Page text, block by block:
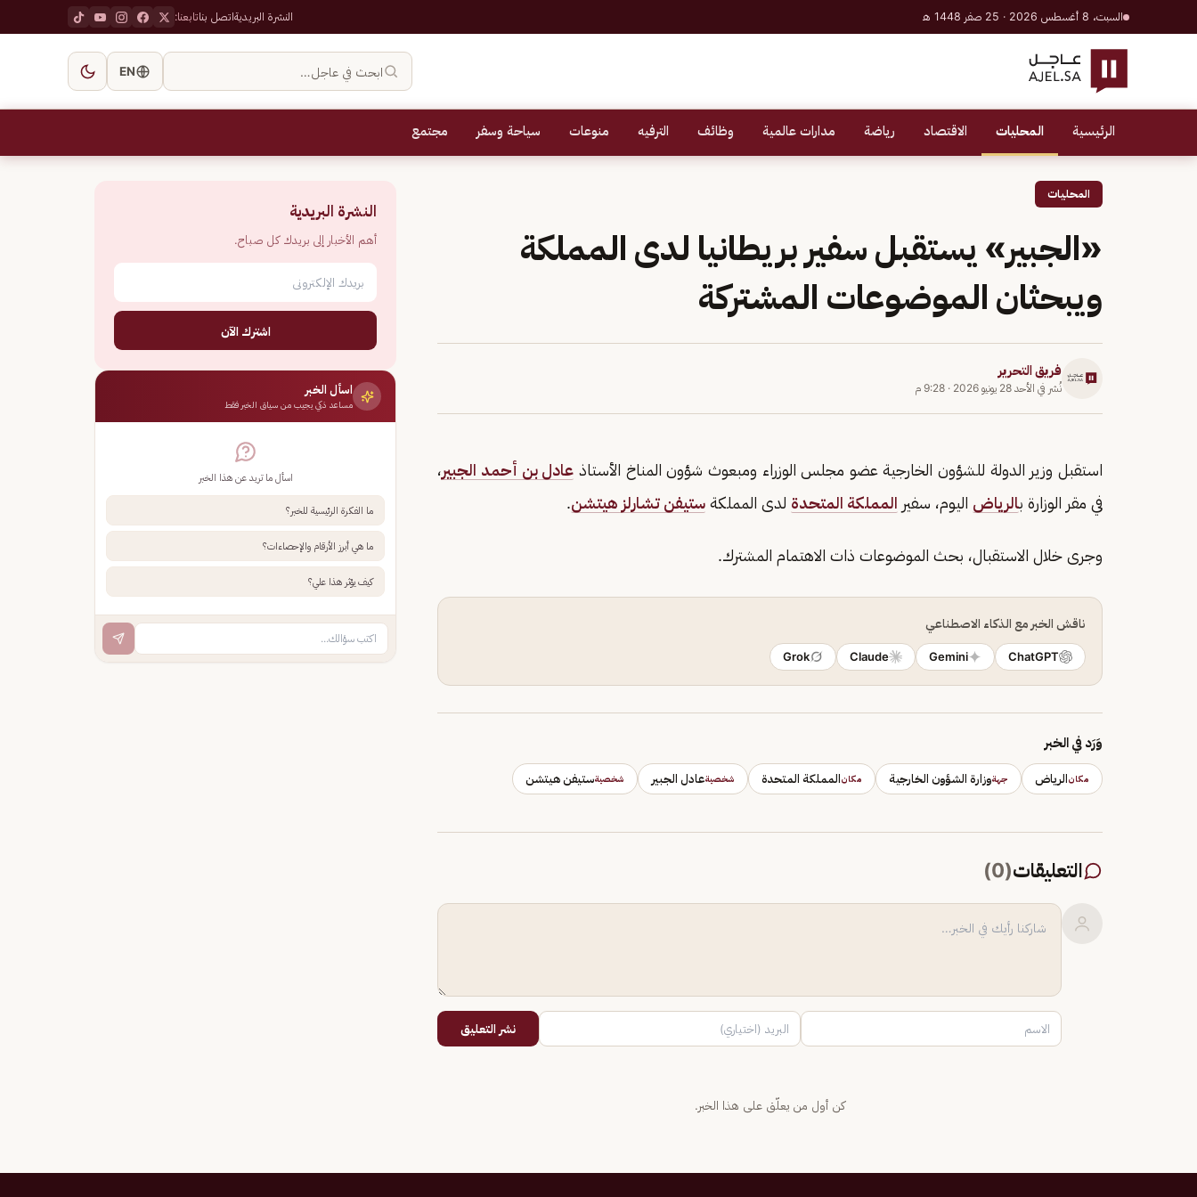
السبت، 8 أغسطس 2026 · 25 صفر 1448 هـ النشرة البريديةاتصل بناتابعنا:
ابحث في عاجل… EN
الرئيسية المحليات الاقتصاد رياضة مدارات عالمية وظائف الترفيه منوعات سياحة وسفر مجتمع
المحليات
«الجبير» يستقبل سفير بريطانيا لدى المملكة
ويبحثان الموضوعات المشتركة
فريق التحرير
نُشر في الأحد 28 يونيو 2026 · 9:28 م
استقبل وزير الدولة للشؤون الخارجية عضو مجلس الوزراء ومبعوث شؤون المناخ الأستاذ عادل بن أحمد الجبير،
في مقر الوزارة بالرياض اليوم، سفير المملكة المتحدة لدى المملكة ستيفن تشارلز هيتشن.
وجرى خلال الاستقبال، بحث الموضوعات ذات الاهتمام المشترك.
ناقش الخبر مع الذكاء الاصطناعي
ChatGPT
Gemini
Claude
Grok
وَرَد في الخبر
مكانالرياض جهةوزارة الشؤون الخارجية مكانالمملكة المتحدة شخصيةعادل الجبير شخصيةستيفن هيتشن
التعليقات(
0
)
نشر التعليق
كن أول من يعلّق على هذا الخبر.
النشرة البريدية
أهم الأخبار إلى بريدك كل صباح.
اشترك الآن
اسأل الخبر
مساعد ذكي يجيب من سياق الخبر فقط
اسأل ما تريد عن هذا الخبر
ما الفكرة الرئيسية للخبر؟
ما هي أبرز الأرقام والإحصاءات؟
كيف يؤثر هذا علي؟